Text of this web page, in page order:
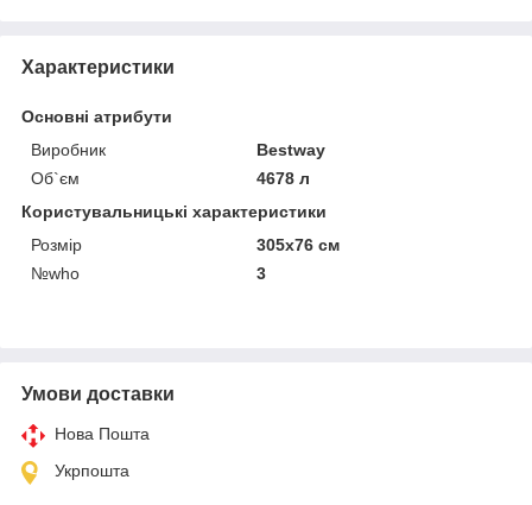
Характеристики
Основні атрибути
Виробник
Bestway
Об`єм
4678 л
Користувальницькі характеристики
Розмір
305x76 см
№who
3
Умови доставки
Нова Пошта
Укрпошта